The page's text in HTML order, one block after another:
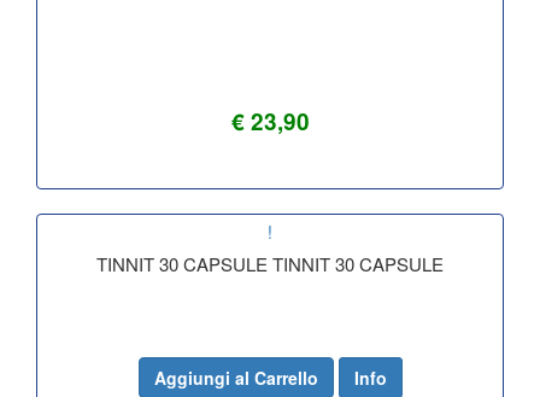
€ 23,90
!
TINNIT 30 CAPSULE TINNIT 30 CAPSULE
Aggiungi al Carrello Info